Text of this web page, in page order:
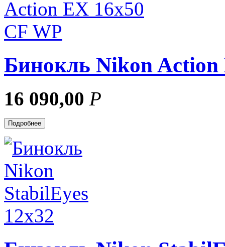
Бинокль Nikon Action
16 090,00 Р
Подробнее